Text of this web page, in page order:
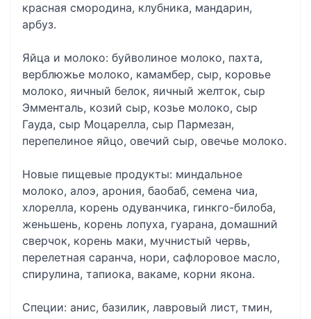
красная смородина, клубника, мандарин,
арбуз.
Яйца и молоко: буйволиное молоко, пахта,
верблюжье молоко, камамбер, сыр, коровье
молоко, яичный белок, яичный желток, сыр
Эмменталь, козий сыр, козье молоко, сыр
Гауда, сыр Моцарелла, сыр Пармезан,
перепелиное яйцо, овечий сыр, овечье молоко.
Новые пищевые продукты: миндальное
молоко, алоэ, арония, баобаб, семена чиа,
хлорелла, корень одуванчика, гинкго-билоба,
женьшень, корень лопуха, гуарана, домашний
сверчок, корень маки, мучнистый червь,
перелетная саранча, нори, сафлоровое масло,
спирулина, тапиока, вакаме, корни якона.
Специи: анис, базилик, лавровый лист, тмин,